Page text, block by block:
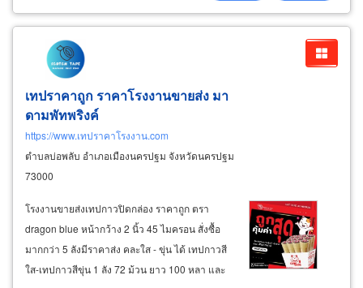
เทปราคาถูก ราคาโรงงานขายส่ง มา
ดามพัทพริงค์
https://www.เทปราคาโรงงาน.com
ตำบลบ่อพลับ อำเภอเมืองนครปฐม จังหวัดนครปฐม
73000
โรงงานขายส่งเทปกาวปิดกล่อง ราคาถูก ตรา
dragon blue หน้ากว้าง 2 นิ้ว 45 ไมครอน สั่งซื้อ
มากกว่า 5 ลังมีราคาส่ง คละใส - ขุ่น ได้ เทปกาวสี
ใส-เทปกาวสีขุ่น 1 ลัง 72 ม้วน ยาว 100 หลา และ